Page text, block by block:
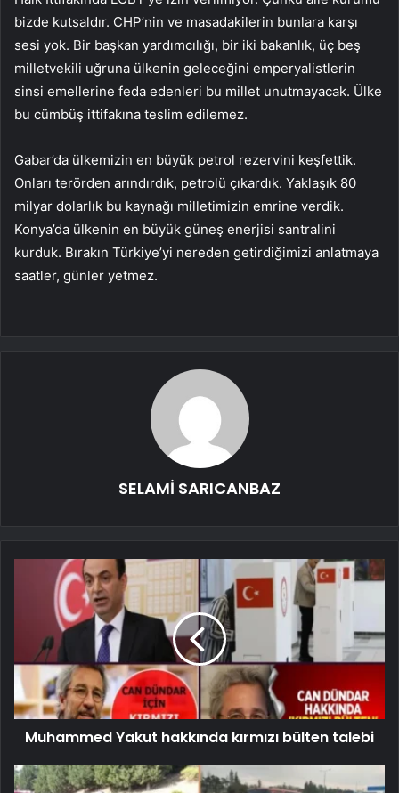
bizde kutsaldır. CHP’nin ve masadakilerin bunlara karşı
sesi yok. Bir başkan yardımcılığı, bir iki bakanlık, üç beş
milletvekili uğruna ülkenin geleceğini emperyalistlerin
sinsi emellerine feda edenleri bu millet unutmayacak. Ülke
bu cümbüş ittifakına teslim edilemez.
Gabar’da ülkemizin en büyük petrol rezervini keşfettik.
Onları terörden arındırdık, petrolü çıkardık. Yaklaşık 80
milyar dolarlık bu kaynağı milletimizin emrine verdik.
Konya’da ülkenin en büyük güneş enerjisi santralini
kurduk. Bırakın Türkiye’yi nereden getirdiğimizi anlatmaya
saatler, günler yetmez.
SELAMİ SARICANBAZ
Muhammed Yakut hakkında kırmızı bülten talebi